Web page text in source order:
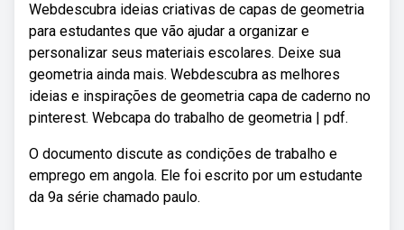
Webdescubra ideias criativas de capas de geometria
para estudantes que vão ajudar a organizar e
personalizar seus materiais escolares. Deixe sua
geometria ainda mais. Webdescubra as melhores
ideias e inspirações de geometria capa de caderno no
pinterest. Webcapa do trabalho de geometria | pdf.
O documento discute as condições de trabalho e
emprego em angola. Ele foi escrito por um estudante
da 9a série chamado paulo.